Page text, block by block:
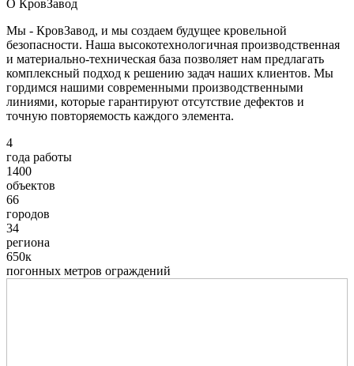
О КровЗавод
Мы - КровЗавод, и мы создаем будущее кровельной
безопасности. Наша высокотехнологичная производственная
и материально-техническая база позволяет нам предлагать
комплексный подход к решению задач наших клиентов. Мы
гордимся нашими современными производственными
линиями, которые гарантируют отсутствие дефектов и
точную повторяемость каждого элемента.
4
года работы
1400
объектов
66
городов
34
региона
650к
погонных метров ограждений